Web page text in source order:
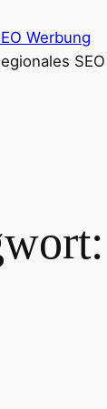
Werbung